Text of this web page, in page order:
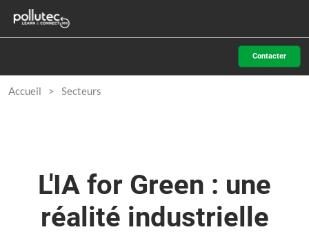
Accéder
au
contenu
Contacter
Accueil Secteurs
L'IA for Green : une
réalité industrielle